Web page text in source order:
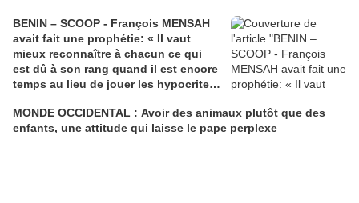
BENIN – SCOOP - François MENSAH
avait fait une prophétie: « Il vaut
mieux reconnaître à chacun ce qui
est dû à son rang quand il est encore
temps au lieu de jouer les hypocrites
MONDE OCCIDENTAL : Avoir des animaux plutôt que des
enfants, une attitude qui laisse le pape perplexe